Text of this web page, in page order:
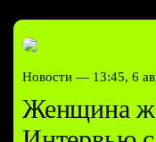
Новости — 13:45, 6
Женщина